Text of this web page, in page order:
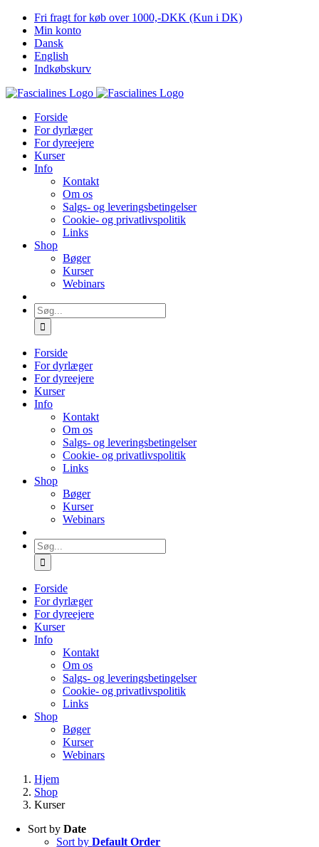
Skip
content
Fri fragt for køb over 1000,-DKK (Kun i DK)
Min konto
Dansk
English
Indkøbskurv
Forside
For dyrlæger
For dyreejere
Kurser
Info
Kontakt
Om os
Salgs- og leveringsbetingelser
Cookie- og privatlivspolitik
Links
Shop
Bøger
Kurser
Webinars
Søg
efter:
Forside
For dyrlæger
For dyreejere
Kurser
Info
Kontakt
Om os
Salgs- og leveringsbetingelser
Cookie- og privatlivspolitik
Links
Shop
Bøger
Kurser
Webinars
Søg
efter:
Forside
For dyrlæger
For dyreejere
Kurser
Info
Kontakt
Om os
Salgs- og leveringsbetingelser
Cookie- og privatlivspolitik
Links
Shop
Bøger
Kurser
Webinars
Hjem
Shop
Kurser
Sort byDate
Sort byDefault Order